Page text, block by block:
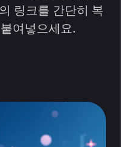
링크를 간단히 복
여넣으세요.